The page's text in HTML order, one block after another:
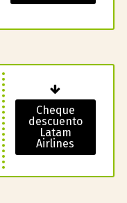
Cheque
descuento
Latam
Airlines